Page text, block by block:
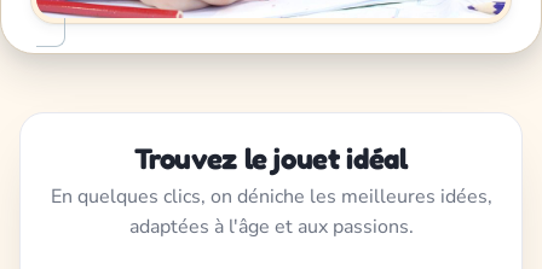
Trouvez le jouet idéal
En quelques clics, on déniche les meilleures idées,
adaptées à l'âge et aux passions.